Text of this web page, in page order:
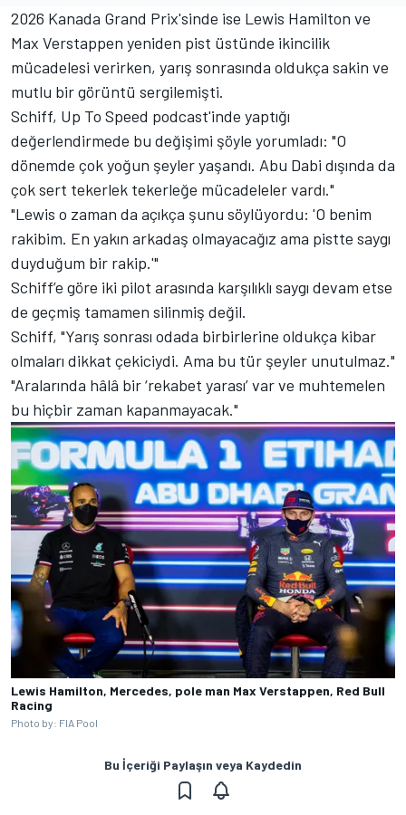
2026 Kanada Grand Prix'sinde ise Lewis Hamilton ve
Max Verstappen yeniden pist üstünde ikincilik
mücadelesi verirken, yarış sonrasında oldukça sakin ve
mutlu bir görüntü sergilemişti.
Schiff, Up To Speed podcast'inde yaptığı
değerlendirmede bu değişimi şöyle yorumladı: "O
dönemde çok yoğun şeyler yaşandı. Abu Dabi dışında da
çok sert tekerlek tekerleğe mücadeleler vardı."
"Lewis o zaman da açıkça şunu söylüyordu: 'O benim
rakibim. En yakın arkadaş olmayacağız ama pistte saygı
duyduğum bir rakip.'"
Schiff’e göre iki pilot arasında karşılıklı saygı devam etse
de geçmiş tamamen silinmiş değil.
Schiff, "Yarış sonrası odada birbirlerine oldukça kibar
olmaları dikkat çekiciydi. Ama bu tür şeyler unutulmaz."
"Aralarında hâlâ bir ‘rekabet yarası’ var ve muhtemelen
bu hiçbir zaman kapanmayacak."
Lewis Hamilton, Mercedes, pole man Max Verstappen, Red Bull
Racing
Photo by: FIA Pool
Bu İçeriği Paylaşın veya Kaydedin